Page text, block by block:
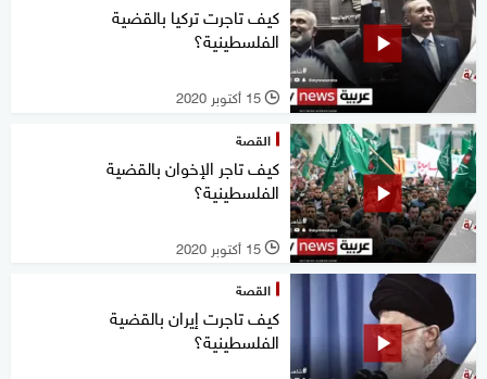
كيف تاجرت تركيا بالقضية
الفلسطينية؟
l 15 أكتوبر 2020
القصة
كيف تاجر الإخوان بالقضية
الفلسطينية؟
l 15 أكتوبر 2020
القصة
كيف تاجرت إيران بالقضية
الفلسطينية؟